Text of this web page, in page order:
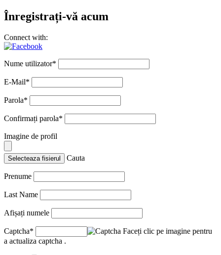
Înregistrați-vă acum
Connect with:
Nume utilizator*
E-Mail*
Parola*
Confirmați parola*
Imagine de profil
Selecteaza fisierul Cauta
Prenume
Last Name
Afișați numele
Captcha*
Faceți clic pe imagine pentru
a actualiza captcha .